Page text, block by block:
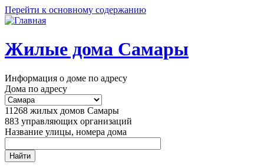
Перейти к основному содержанию
Жилые дома Самары
Информация о доме по адресу
Дома по адресу
11268 жилых домов Самары
883 управляющих организаций
Название улицы, номера дома